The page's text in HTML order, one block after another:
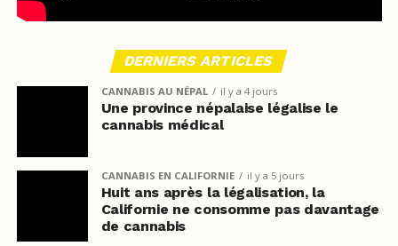
DERNIERS ARTICLES
CANNABIS AU NÉPAL il y a 4 jours
Une province népalaise légalise le
cannabis médical
CANNABIS EN CALIFORNIE il y a 5 jours
Huit ans après la légalisation, la
Californie ne consomme pas davantage
de cannabis